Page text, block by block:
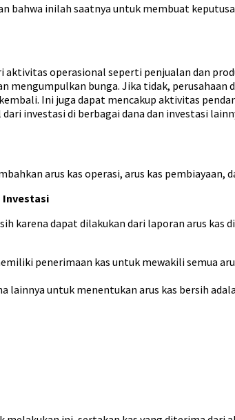
inilah saatnya untuk membuat
aktivitas operasional seperti penjualan dan
mengumpulkan bunga. Jika tidak,
Ini juga dapat mencakup aktivitas
investasi di berbagai dana dan investasi
arus kas operasi, arus kas pembiayaan,
Investasi
karena dapat dilakukan dari laporan arus kas
penerimaan kas untuk mewakili semua
lainnya untuk menentukan arus kas bersih